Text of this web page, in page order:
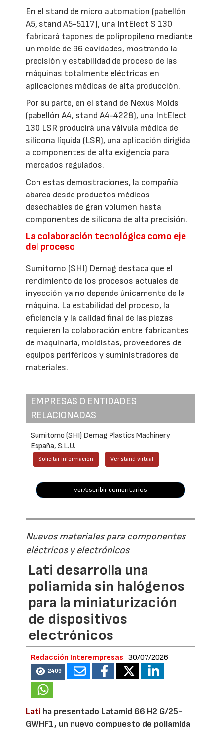
En el stand de micro automation (pabellón
A5, stand A5-5117), una IntElect S 130
fabricará tapones de polipropileno mediante
un molde de 96 cavidades, mostrando la
precisión y estabilidad de proceso de las
máquinas totalmente eléctricas en
aplicaciones médicas de alta producción.
Por su parte, en el stand de Nexus Molds
(pabellón A4, stand A4-4228), una IntElect
130 LSR producirá una válvula médica de
silicona líquida (LSR), una aplicación dirigida
a componentes de alta exigencia para
mercados regulados.
Con estas demostraciones, la compañía
abarca desde productos médicos
desechables de gran volumen hasta
componentes de silicona de alta precisión.
La colaboración tecnológica como eje
del proceso
Sumitomo (SHI) Demag destaca que el
rendimiento de los procesos actuales de
inyección ya no depende únicamente de la
máquina. La estabilidad del proceso, la
eficiencia y la calidad final de las piezas
requieren la colaboración entre fabricantes
de maquinaria, moldistas, proveedores de
equipos periféricos y suministradores de
materiales.
EMPRESAS O ENTIDADES
RELACIONADAS
Sumitomo (SHI) Demag Plastics Machinery
España, S.L.U.
Solicitar información Ver stand virtual
ver/escribir comentarios
Nuevos materiales para componentes
eléctricos y electrónicos
Lati desarrolla una
poliamida sin halógenos
para la miniaturización
de dispositivos
electrónicos
Redacción Interempresas 30/07/2026
2409
Lati ha presentado Latamid 66 H2 G/25-
GWHF1, un nuevo compuesto de poliamida